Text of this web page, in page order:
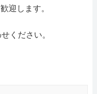
迎します。
ください。